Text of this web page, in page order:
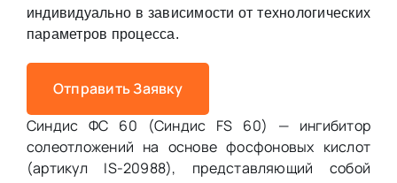
индивидуально в зависимости от технологических
параметров процесса.
Отправить Заявку
Синдис ФС 60 (Синдис FS 60) — ингибитор
солеотложений на основе фосфоновых кислот
(артикул IS-20988), представляющий собой